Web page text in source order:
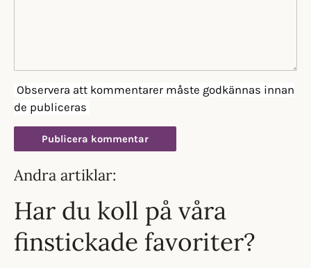
Observera att kommentarer måste godkännas innan
de publiceras
Andra artiklar:
Har du koll på våra
finstickade favoriter?